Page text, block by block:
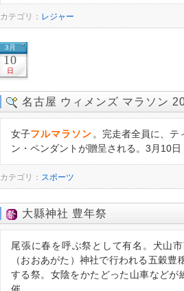
カテゴリ： レジャー
3月
10
日
名古屋 ウィメンズ マラソン
女子フルマラソン 。完走者全員に、テ
ン・ペンダントが贈呈される。3月10日
カテゴリ： スポーツ
大縣神社 豊年祭
尾張に春を呼ぶ祭として有名。犬山
（おおあがた）神社で行われる五穀
する祭。女陰をかたどった山車などが